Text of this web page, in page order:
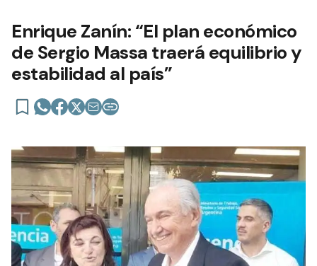
Enrique Zanín: “El plan económico
de Sergio Massa traerá equilibrio y
estabilidad al país”